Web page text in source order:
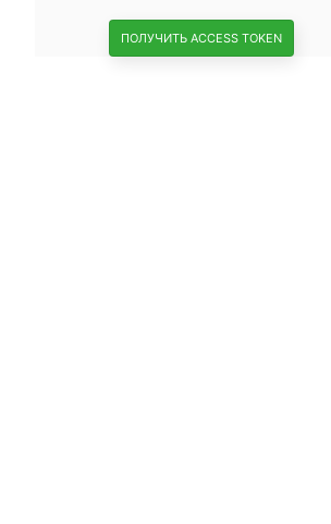
ПОЛУЧИТЬ ACCESS TOKEN